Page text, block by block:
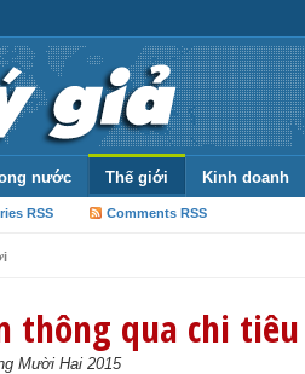
nước Thế giới Kinh doanh
RSS Comments RSS
thông qua chi
Mười Hai 2015